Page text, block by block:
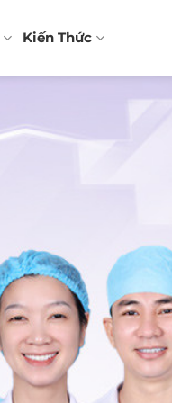
Kiến Thức